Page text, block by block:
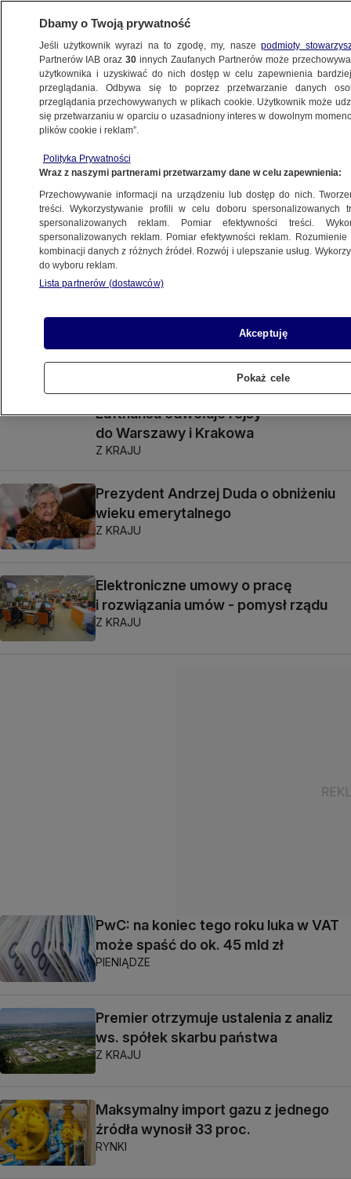
BIZNES
NAJNOWSZE
"Bilans", 23.11
Ukraińcy na rynku pracy w Polsce -
Debata młodych w TVN24 BiS
Z KRAJU
Polski złoty traci
Lufthansa odwołuje rejsy
do Warszawy i Krakowa
Z KRAJU
Prezydent Andrzej Duda o obniżeniu
wieku emerytalnego
Z KRAJU
Elektroniczne umowy o pracę
i rozwiązania umów - pomysł rządu
Z KRAJU
PwC: na koniec tego roku luka w VAT
może spaść do ok. 45 mld zł
PIENIĄDZE
Premier otrzymuje ustalenia z analiz
ws. spółek skarbu państwa
Z KRAJU
Maksymalny import gazu z jednego
źródła wynosił 33 proc.
RYNKI
Dbamy o Twoją prywatność
Jeśli użytkownik wyrazi na to zgodę, my, naszepodmioty
Partnerów IAB oraz30 innych Zaufanych Partnerów może
użytkownika i uzyskiwać do nich dostęp w celu zapewnienia
przeglądania. Odbywa się to poprzez przetwarzanie danych
przeglądania przechowywanych w plikach cookie. Użytkownik może
się przetwarzaniu w oparciu o uzasadniony interes w dowolnym
plików cookie i reklam”.
Polityka Prywatności
Wraz z naszymi partnerami przetwarzamy dane w celu zapewnienia:
Przechowywanie informacji na urządzeniu lub dostęp do nich.
treści. Wykorzystywanie profili w celu doboru spersonalizowanych
spersonalizowanych reklam. Pomiar efektywności treści.
spersonalizowanych reklam. Pomiar efektywności reklam.
kombinacji danych z różnych źródeł. Rozwój i ulepszanie usług.
do wyboru reklam.
Lista partnerów (dostawców)
Akceptuję
Pokaż cele